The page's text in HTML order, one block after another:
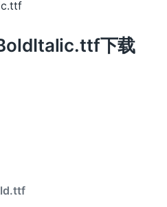
下载